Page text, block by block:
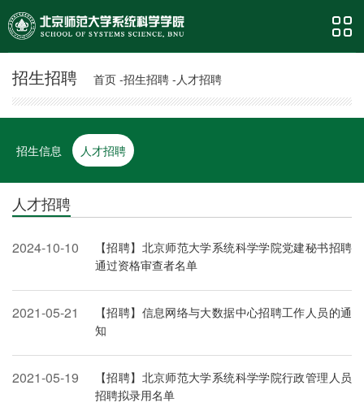
招生招聘 首页 -招生招聘 -人才招聘
招生信息 人才招聘
人才招聘
2024-10-10
【招聘】北京师范大学系统科学学院党建秘书招聘
通过资格审查者名单
2021-05-21
【招聘】信息网络与大数据中心招聘工作人员的通
知
2021-05-19
【招聘】北京师范大学系统科学学院行政管理人员
招聘拟录用名单